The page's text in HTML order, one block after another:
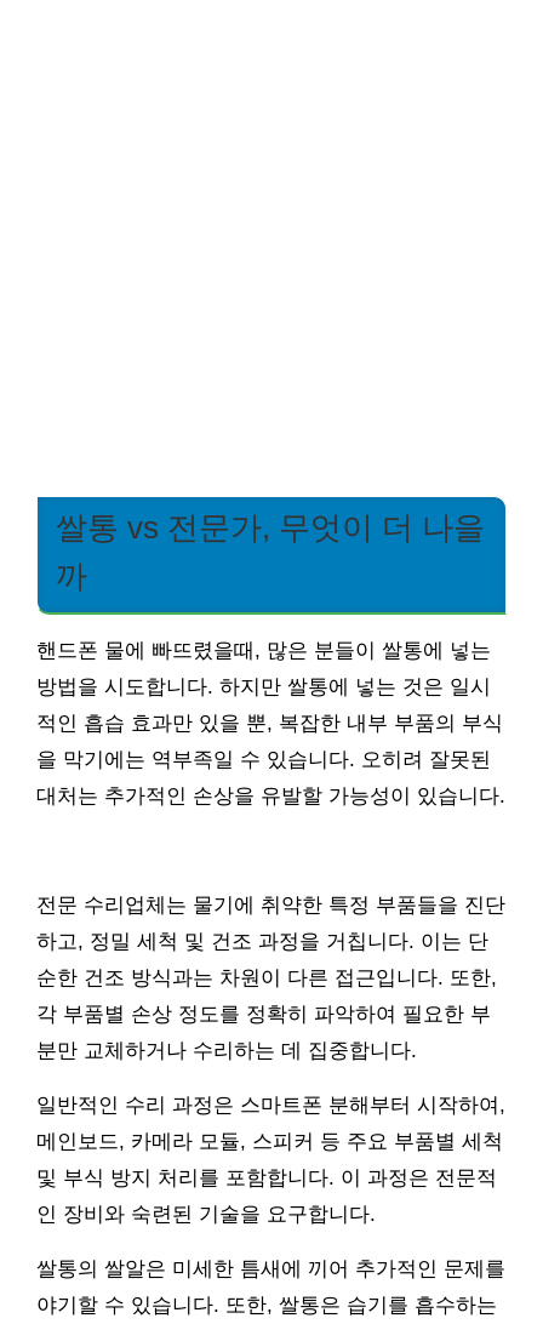
쌀통 vs 전문가, 무엇이 더 나을
까
핸드폰 물에 빠뜨렸을때, 많은 분들이 쌀통에 넣는
방법을 시도합니다. 하지만 쌀통에 넣는 것은 일시
적인 흡습 효과만 있을 뿐, 복잡한 내부 부품의 부식
을 막기에는 역부족일 수 있습니다. 오히려 잘못된
대처는 추가적인 손상을 유발할 가능성이 있습니다.
전문 수리업체는 물기에 취약한 특정 부품들을 진단
하고, 정밀 세척 및 건조 과정을 거칩니다. 이는 단
순한 건조 방식과는 차원이 다른 접근입니다. 또한,
각 부품별 손상 정도를 정확히 파악하여 필요한 부
분만 교체하거나 수리하는 데 집중합니다.
일반적인 수리 과정은 스마트폰 분해부터 시작하여,
메인보드, 카메라 모듈, 스피커 등 주요 부품별 세척
및 부식 방지 처리를 포함합니다. 이 과정은 전문적
인 장비와 숙련된 기술을 요구합니다.
쌀통의 쌀알은 미세한 틈새에 끼어 추가적인 문제를
야기할 수 있습니다. 또한, 쌀통은 습기를 흡수하는